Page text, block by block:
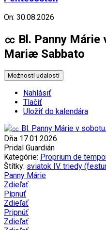
On: 30.08.2026
㏄ Bl. Panny
Mariæ Sabbato
Možnosti udalosti
Nahlásiť
Tlačiť
Uložiť do kalendára
Dňa 17.01.2026
Pridal Guardián
Kategórie: Proprium de
Štítky: sviatok IV. triedy
Panny Márie
Zdieľať
Pípnuť
Zdieľať
Pripnúť
Zdieľať